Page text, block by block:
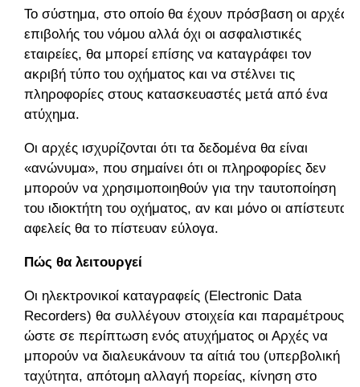
Το σύστημα, στο οποίο θα έχουν πρόσβαση οι αρχές
επιβολής του νόμου αλλά όχι οι ασφαλιστικές
εταιρείες, θα μπορεί επίσης να καταγράφει τον
ακριβή τύπο του οχήματος και να στέλνει τις
πληροφορίες στους κατασκευαστές μετά από ένα
ατύχημα.
Οι αρχές ισχυρίζονται ότι τα δεδομένα θα είναι
«ανώνυμα», που σημαίνει ότι οι πληροφορίες δεν
μπορούν να χρησιμοποιηθούν για την ταυτοποίηση
του ιδιοκτήτη του οχήματος, αν και μόνο οι απίστευτα
αφελείς θα το πίστευαν εύλογα.
Πώς θα λειτουργεί
Οι ηλεκτρονικοί καταγραφείς (Electronic Data
Recorders) θα συλλέγουν στοιχεία και παραμέτρους,
ώστε σε περίπτωση ενός ατυχήματος οι Αρχές να
μπορούν να διαλευκάνουν τα αίτιά του (υπερβολική
ταχύτητα, απότομη αλλαγή πορείας, κίνηση στο